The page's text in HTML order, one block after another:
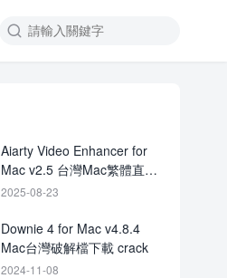

Aiarty Video Enhancer for
Mac v2.5 台灣Mac繁體直裝
版下載
2025-08-23
Downie 4 for Mac v4.8.4
Mac台灣破解檔下載 crack
2024-11-08